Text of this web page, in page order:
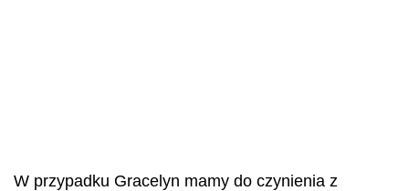
W przypadku Gracelyn mamy do czynienia z